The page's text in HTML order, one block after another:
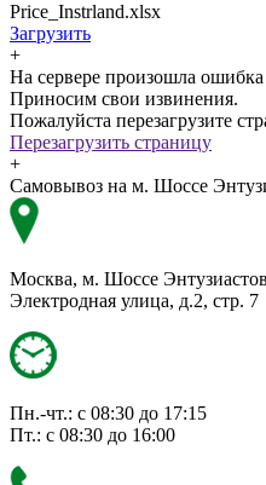
Price_Instrland.xlsx
Загрузить
+
На сервере произошла ошибка
Приносим свои извинения.
Пожалуйста перезагрузите
Перезагрузить страницу
+
Самовывоз на м. Шоссе
Москва, м. Шоссе
Электродная улица, д.2, стр. 7
Пн.-чт.: с 08:30 до 17:15
Пт.: с 08:30 до 16:00